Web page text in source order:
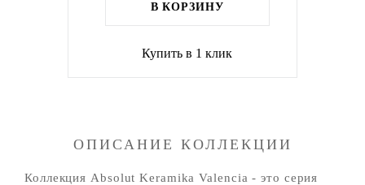
В КОРЗИНУ
Купить в 1 клик
ОПИСАНИЕ КОЛЛЕКЦИИ
Коллекция Absolut Keramika Valencia - это серия